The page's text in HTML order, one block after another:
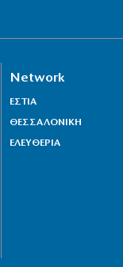
Network
ΕΣΤΙΑ
ΘΕΣΣΑΛΟΝΙΚΗ
ΕΛΕΥΘΕΡΙΑ